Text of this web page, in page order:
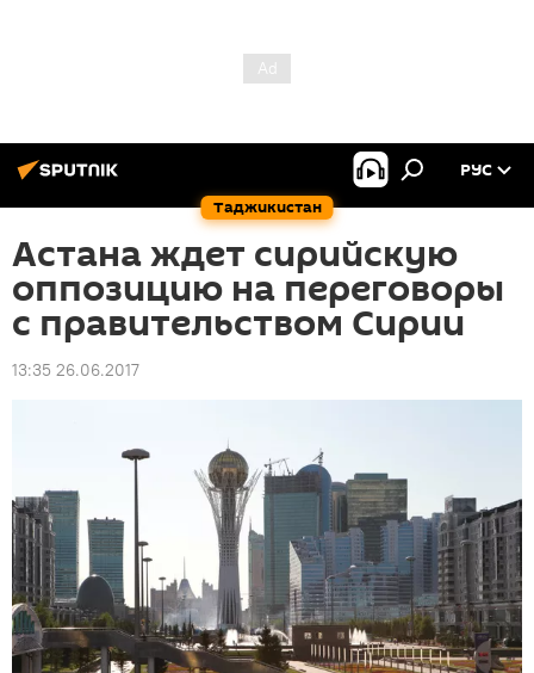
Таджикистан
РУС
Астана ждет сирийскую
оппозицию на переговоры
с правительством Сирии
13:35 26.06.2017